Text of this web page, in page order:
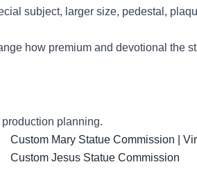
subject, larger size, pedestal,
how premium and devotional the
planning.
Custom Mary Statue Commission |
Custom Jesus Statue Commission